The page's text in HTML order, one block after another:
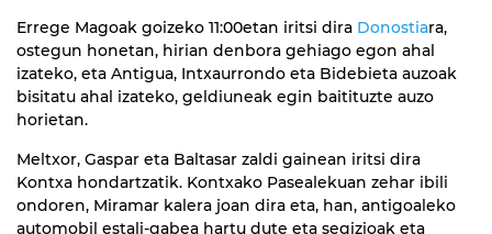
Errege Magoak goizeko 11:00etan iritsi dira Donostiara,
ostegun honetan, hirian denbora gehiago egon ahal
izateko, eta Antigua, Intxaurrondo eta Bidebieta auzoak
bisitatu ahal izateko, geldiuneak egin baitituzte auzo
horietan.
Meltxor, Gaspar eta Baltasar zaldi gainean iritsi dira
Kontxa hondartzatik. Kontxako Pasealekuan zehar ibili
ondoren, Miramar kalera joan dira eta, han, antigoaleko
automobil estali-gabea hartu dute eta segizioak eta